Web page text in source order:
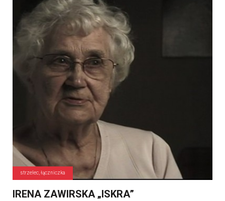
strzelec, łączniczka
IRENA ZAWIRSKA „ISKRA”